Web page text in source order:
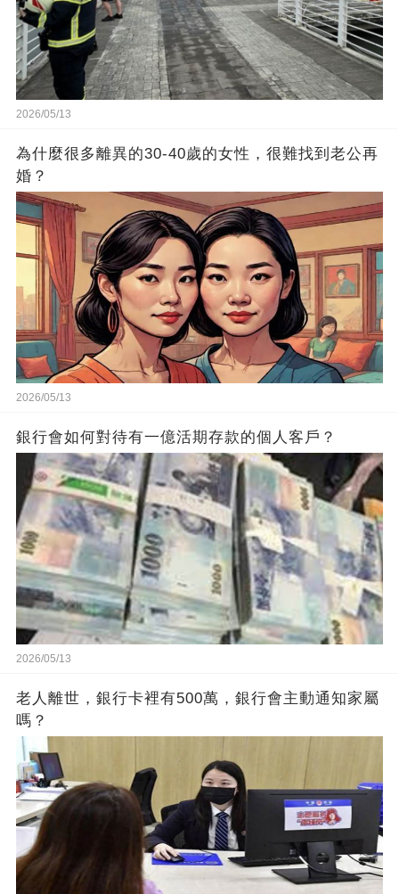
2026/05/13
為什麼很多離異的30-40歲的女性，很難找到老公再
婚？
2026/05/13
銀行會如何對待有一億活期存款的個人客戶？
2026/05/13
老人離世，銀行卡裡有500萬，銀行會主動通知家屬
嗎？